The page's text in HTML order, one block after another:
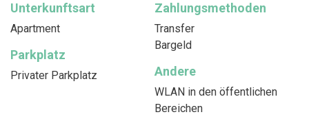
Unterkunftsart
Apartment
Zahlungsmethoden
Transfer
Bargeld
Parkplatz
Privater Parkplatz Andere
WLAN in den öffentlichen
Bereichen